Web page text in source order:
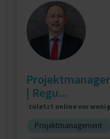
| Regu...
zuletzt online vor
Projektmanagement